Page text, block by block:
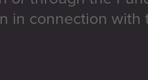
in connection with